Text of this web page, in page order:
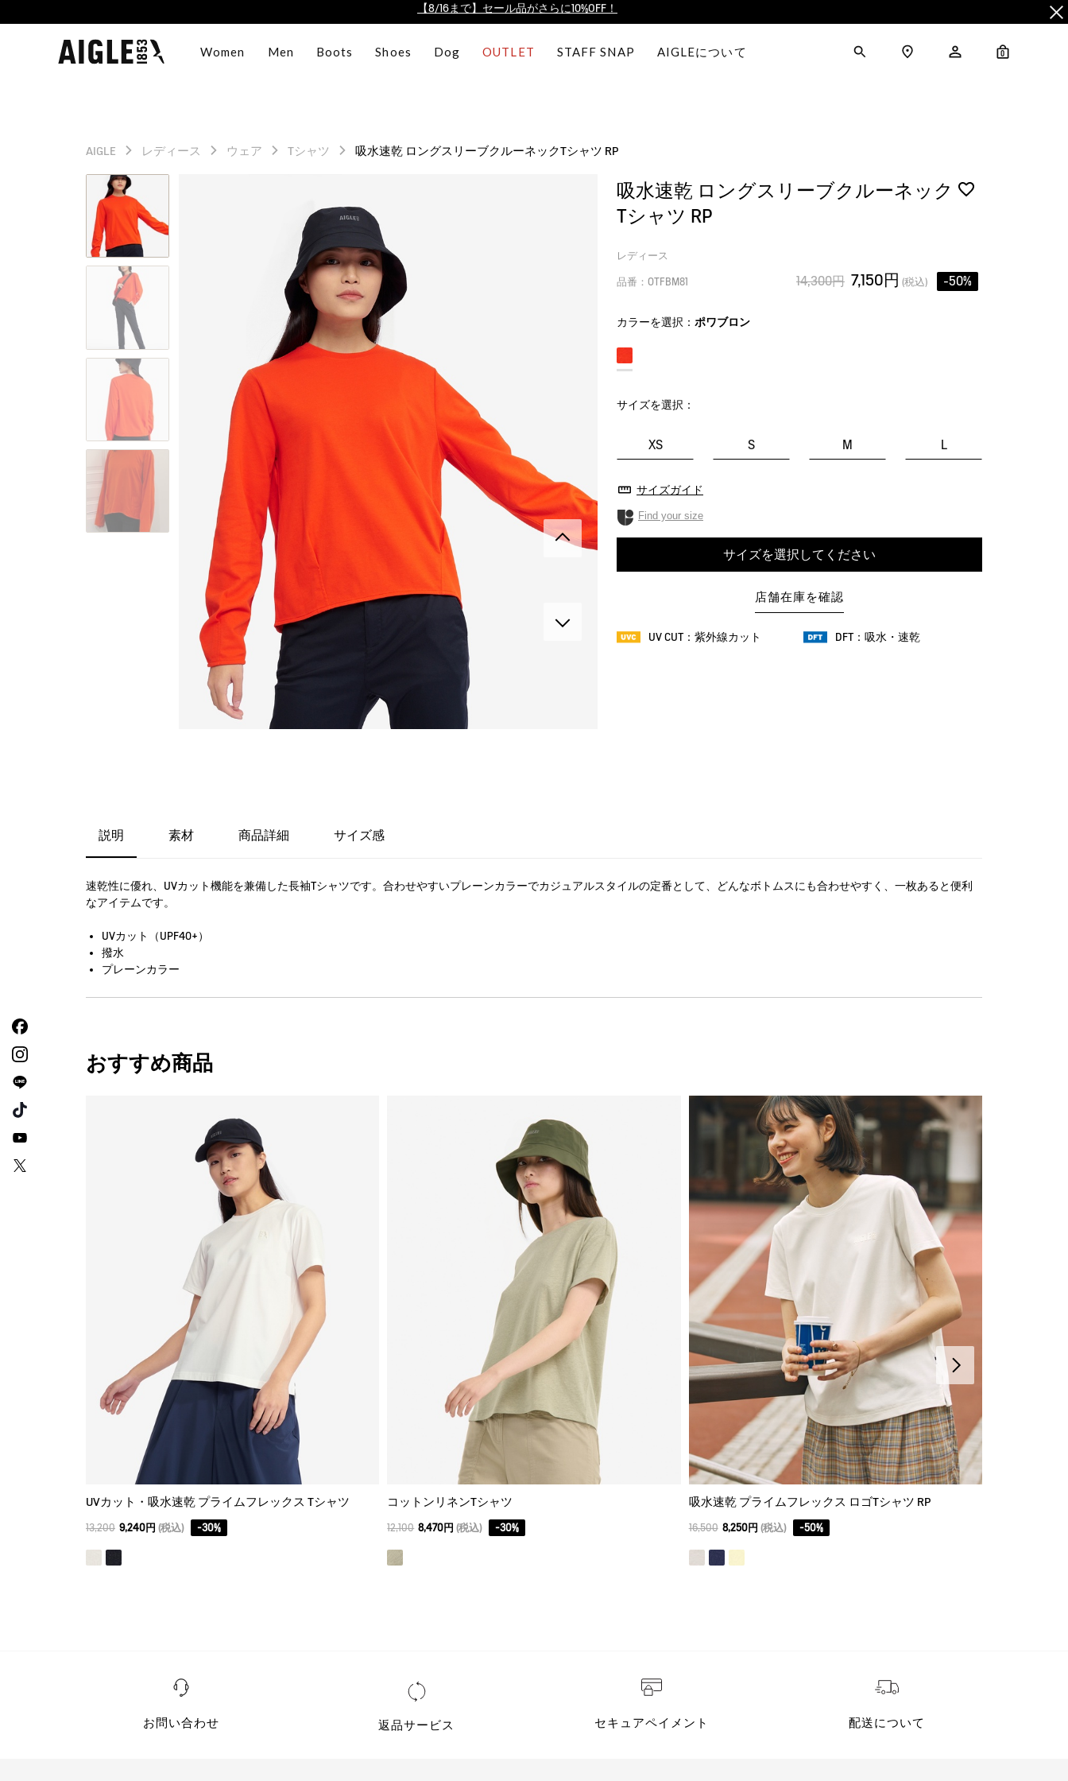
【最大50%OFF】FINAL SALEがスタート！
AIGLE CLUB ポイントサービス終了のお知らせ
AIGLE CLUB ポイントサービス終了のお知らせ
Women Men Boots Shoes Dog OUTLET STAFF SNAP AIGLEについて 0
AIGLE レディース ウェア Tシャツ 吸水速乾 ロングスリーブクルーネックTシャツ RP
吸水速乾 ロングスリーブクルーネック
Tシャツ RP
レディース
品番：OTFBM81 14,300円 7,150円 (税込) -50%
カラーを選択： ポワブロン
サイズを選択：
XS S M L
サイズガイド
Find your size
サイズを選択してください
店舗在庫を確認
UV CUT：紫外線カット DFT：吸水・速乾
説明 素材 商品詳細 サイズ感
速乾性に優れ、UVカット機能を兼備した長袖Tシャツです。合わせやすいプレーンカラーでカジュアルスタイルの定番として、どんなボトムスにも合わせやすく、一枚あると便利
なアイテムです。
UVカット（UPF40+）
撥水
プレーンカラー
おすすめ商品
UVカット・吸水速乾 プライムフレックス Tシャツ
13,200 9,240円 (税込) -30%
コットンリネンTシャツ
12,100 8,470円 (税込) -30%
吸水速乾 プライムフレックス ロゴTシャツ RP
16,500 8,250円 (税込) -50%
お問い合わせ 返品サービス セキュアペイメント 配送について